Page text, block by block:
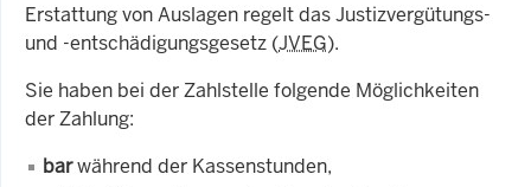
Erstattung von Auslagen regelt das Justizvergütungs-
und -entschädigungsgesetz (JVEG).
Sie haben bei der Zahlstelle folgende Möglichkeiten
der Zahlung:
barwährend der Kassenstunden,